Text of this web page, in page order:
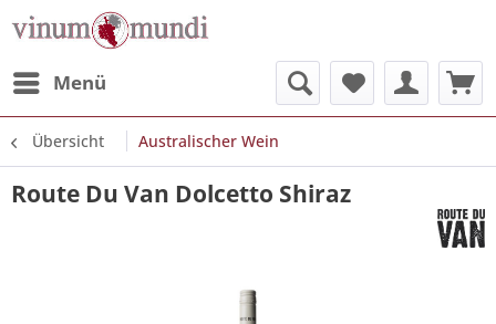
Menü
Übersicht Australischer Wein
Route Du Van Dolcetto Shiraz